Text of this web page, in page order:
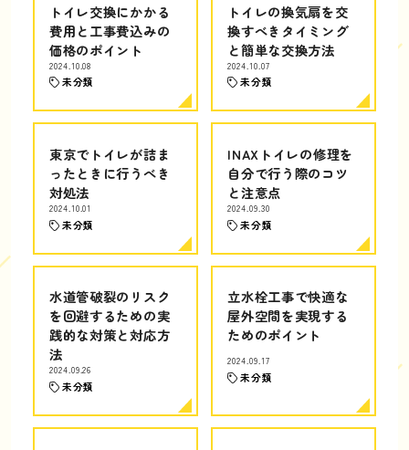
トイレ交換にかかる
費用と工事費込みの
価格のポイント
2024.10.08
未分類
トイレの換気扇を交
換すべきタイミング
と簡単な交換方法
2024.10.07
未分類
東京でトイレが詰ま
ったときに行うべき
対処法
2024.10.01
未分類
INAXトイレの修理を
自分で行う際のコツ
と注意点
2024.09.30
未分類
水道管破裂のリスク
を回避するための実
践的な対策と対応方
法
2024.09.26
未分類
立水栓工事で快適な
屋外空間を実現する
ためのポイント
2024.09.17
未分類